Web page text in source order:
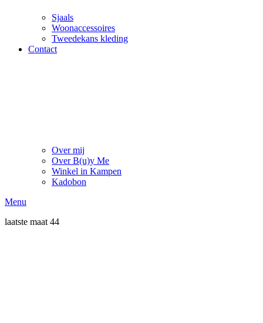
Sjaals
Woonaccessoires
Tweedekans kleding
Contact
Over mij
Over B(u)y Me
Winkel in Kampen
Kadobon
Menu
laatste maat 44